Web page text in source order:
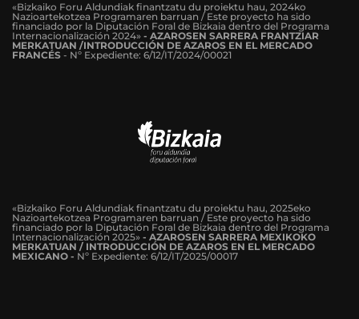
«Bizkaiko Foru Aldundiak finantzatu du proiektu hau, 2024ko
Nazioartekotzea Programaren barruan / Este proyecto ha sido
financiado por la Diputación Foral de Bizkaia dentro del Programa
Internacionalización 2024» - AZAROSEN SARRERA FRANTZIAR
MERKATUAN /INTRODUCCIÓN DE AZAROS EN EL MERCADO
FRANCÉS - Nº Expediente: 6/12/IT/2024/00021
«Bizkaiko Foru Aldundiak finantzatu du proiektu hau, 2025eko
Nazioartekotzea Programaren barruan / Este proyecto ha sido
financiado por la Diputación Foral de Bizkaia dentro del Programa
Internacionalización 2025» - AZAROSEN SARRERA MEXIKOKO
MERKATUAN / INTRODUCCIÓN DE AZAROS EN EL MERCADO
MEXICANO - Nº Expediente: 6/12/IT/2025/00017